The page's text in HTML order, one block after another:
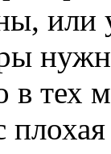
или
в тех